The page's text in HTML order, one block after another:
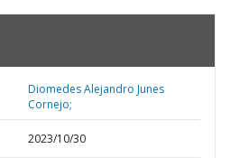
Diomedes Alejandro Junes
Cornejo;
2023/10/30